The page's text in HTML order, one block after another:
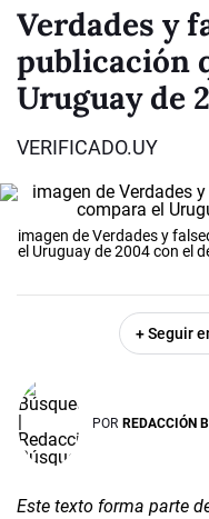
Verdades y
publicación
Uruguay de
VERIFICADO.UY
imagen de Verdades y
el Uruguay de 2004 con el
+ Seguir
POR REDACCIÓN
Este texto forma parte